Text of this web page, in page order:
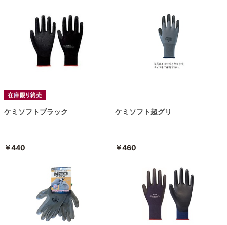
ケミソフトブラック
￥440
ケミソフト超グリ
￥460